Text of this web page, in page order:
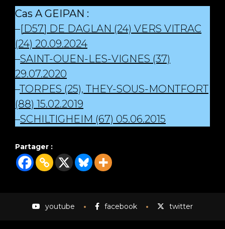
Cas A GEIPAN :
–[D57] DE DAGLAN (24) VERS VITRAC
(24) 20.09.2024
–SAINT-OUEN-LES-VIGNES (37)
29.07.2020
–TORPES (25), THEY-SOUS-MONTFORT
(88) 15.02.2019
–SCHILTIGHEIM (67) 05.06.2015
Partager :
youtube facebook twitter